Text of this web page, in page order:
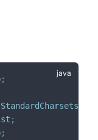
;
StandardCharsets
;
;